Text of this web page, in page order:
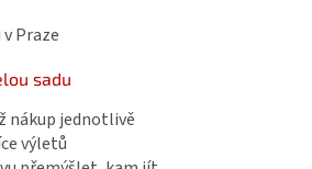
Praze
sadu
nákup jednotlivě
výletů